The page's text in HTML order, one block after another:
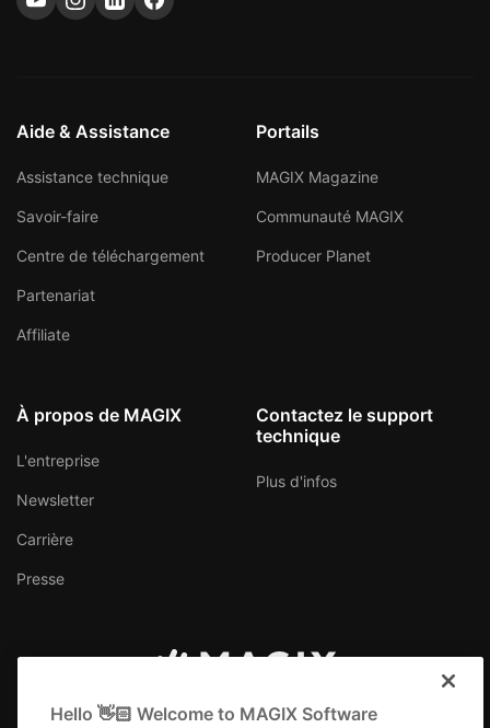
Aide & Assistance
Assistance technique
Savoir-faire
Centre de téléchargement
Partenariat
Affiliate
Portails
MAGIX Magazine
Communauté MAGIX
Producer Planet
À propos de MAGIX
L'entreprise
Newsletter
Carrière
Presse
Contactez le support
technique
Plus d'infos
Suisse (Français)
Hello 👋🏻 Welcome to MAGIX Software